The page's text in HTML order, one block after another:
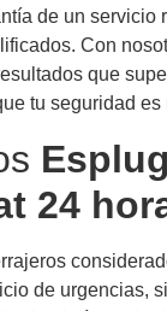
de un servicio
Con
que
tu seguridad es
24
de urgencias,